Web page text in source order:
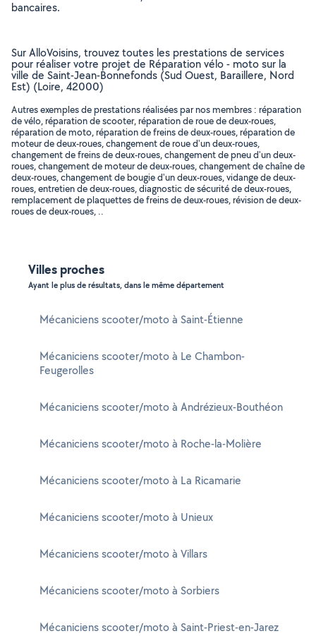
bancaires.
Sur AlloVoisins, trouvez toutes les prestations de services
pour réaliser votre projet de Réparation vélo - moto sur la
ville de Saint-Jean-Bonnefonds (Sud Ouest, Baraillere, Nord
Est) (Loire, 42000)
Autres exemples de prestations réalisées par nos membres : réparation
de vélo, réparation de scooter, réparation de roue de deux-roues,
réparation de moto, réparation de freins de deux-roues, réparation de
moteur de deux-roues, changement de roue d'un deux-roues,
changement de freins de deux-roues, changement de pneu d'un deux-
roues, changement de moteur de deux-roues, changement de chaîne de
deux-roues, changement de bougie d'un deux-roues, vidange de deux-
roues, entretien de deux-roues, diagnostic de sécurité de deux-roues,
remplacement de plaquettes de freins de deux-roues, révision de deux-
roues de deux-roues, ..
Villes proches
Ayant le plus de résultats, dans le même département
Mécaniciens scooter/moto à Saint-Étienne
Mécaniciens scooter/moto à Le Chambon-
Feugerolles
Mécaniciens scooter/moto à Andrézieux-Bouthéon
Mécaniciens scooter/moto à Roche-la-Molière
Mécaniciens scooter/moto à La Ricamarie
Mécaniciens scooter/moto à Unieux
Mécaniciens scooter/moto à Villars
Mécaniciens scooter/moto à Sorbiers
Mécaniciens scooter/moto à Saint-Priest-en-Jarez